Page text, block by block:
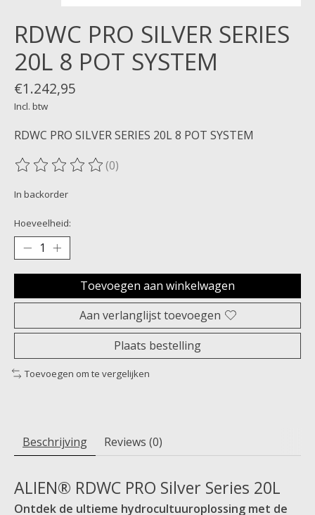
RDWC PRO SILVER SERIES
20L 8 POT SYSTEM
€1.242,95
Incl. btw
RDWC PRO SILVER SERIES 20L 8 POT SYSTEM
De beoordeling van dit product is
(0)
In backorder
Hoeveelheid:
Toevoegen aan winkelwagen
Aan verlanglijst toevoegen
Plaats bestelling
Toevoegen om te vergelijken
Beschrijving Reviews (0)
ALIEN® RDWC PRO Silver Series 20L
Ontdek de ultieme hydrocultuuroplossing met de